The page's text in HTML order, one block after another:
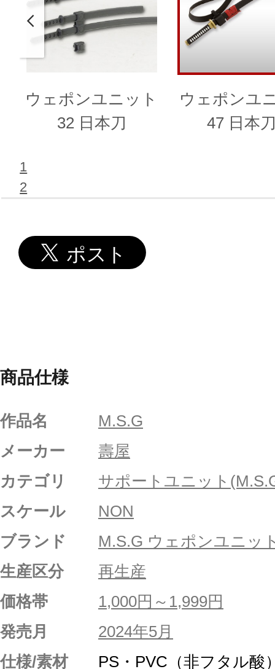
ウェポンユニット
32 日本刀
ウェポンユ
47 日本
1
2
商品仕様
作品名
M.S.G
メーカー
壽屋
カテゴリ
サポートユニット
スケール
NON
ブランド
M.S.G ウェポンユニッ
生産区分
再生産
価格帯
1,000円～1,999円
発売月
2024年5月
仕様/素材
PS・PVC（非フタル酸